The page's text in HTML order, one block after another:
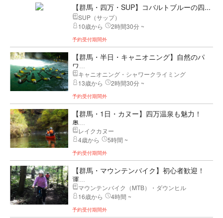
【群馬・四万・SUP】コバルトブルーの四...
SUP（サップ）
10歳から
2時間30分 ~
予約受付期間外
【群馬・半日・キャニオニング】自然のパ
ワ...
キャニオニング・シャワークライミング
13歳から
2時間30分 ~
予約受付期間外
【群馬・1日・カヌー】四万温泉も魅力！
奥...
レイクカヌー
4歳から
5時間 ~
予約受付期間外
【群馬・マウンテンバイク】初心者歓迎！
運...
マウンテンバイク（MTB）・ダウンヒル
16歳から
4時間 ~
予約受付期間外